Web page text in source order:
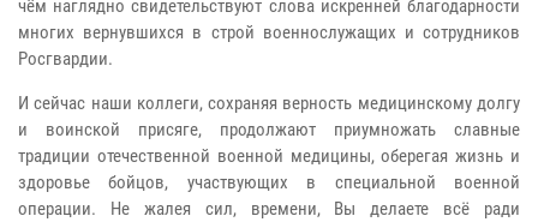
чём наглядно свидетельствуют слова искренней благодарности
многих вернувшихся в строй военнослужащих и сотрудников
Росгвардии.
И сейчас наши коллеги, сохраняя верность медицинскому долгу
и воинской присяге, продолжают приумножать славные
традиции отечественной военной медицины, оберегая жизнь и
здоровье бойцов, участвующих в специальной военной
операции. Не жалея сил, времени, Вы делаете всё ради